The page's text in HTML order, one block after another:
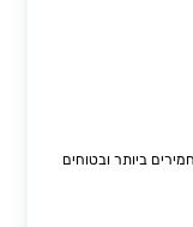
ביותר ובטוחים